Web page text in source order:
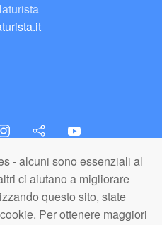
- alcuni sono essenziali al
ci aiutano a migliorare
questo sito, state
Per ottenere maggiori
Italiana (APS)